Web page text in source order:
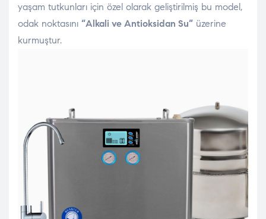
yaşam tutkunları için özel olarak geliştirilmiş bu model,
odak noktasını “Alkali ve Antioksidan Su” üzerine
kurmuştur.